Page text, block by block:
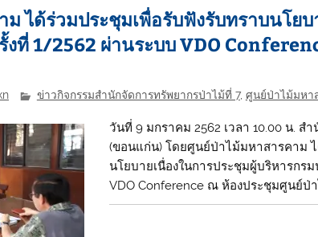
ได้ร่วมประชุมเพื่อรับฟังรับทราบนโยบ
งที่ 1/2562 ผ่านระบบ VDO
ข่าวกิจกรรมสำนักจัดการทรัพยากรป่าไม้ที่ 7, ศูนย์ป่าไม้มหา
วันที่ 9 มกราคม 2562 เวลา 10.00 น. ส
(ขอนแก่น) โดยศูนย์ป่าไม้มหาสารคาม
นโยบายเนื่องในการประชุมผู้บริหารกร
VDO Conference ณ ห้องประชุมศูนย์ป่